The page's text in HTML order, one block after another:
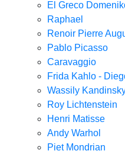
El Greco
Raphael
Renoir Pierre
Pablo Picasso
Caravaggio
Frida Kahlo -
Wassily
Roy Lichtenstein
Henri Matisse
Andy Warhol
Piet Mondrian